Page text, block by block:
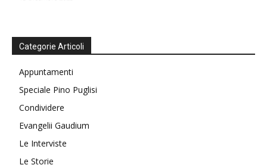
Categorie Articoli
Appuntamenti
Speciale Pino Puglisi
Condividere
Evangelii Gaudium
Le Interviste
Le Storie